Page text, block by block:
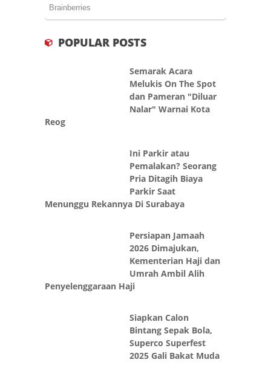
POPULAR POSTS
Semarak Acara
Melukis On The Spot
dan Pameran "Diluar
Nalar" Warnai Kota
Reog
Ini Parkir atau
Pemalakan? Seorang
Pria Ditagih Biaya
Parkir Saat
Menunggu Rekannya Di Surabaya
Persiapan Jamaah
2026 Dimajukan,
Kementerian Haji dan
Umrah Ambil Alih
Penyelenggaraan Haji
Siapkan Calon
Bintang Sepak Bola,
Superco Superfest
2025 Gali Bakat Muda